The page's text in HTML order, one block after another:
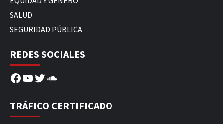
SALUD
SEGURIDAD PÚBLICA
REDES SOCIALES
Facebook
YouTube
Twitter
SoundCloud
TRÁFICO CERTIFICADO